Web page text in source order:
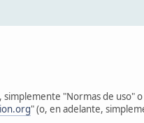
simplemente "Normas de uso"
" (o, en adelante,